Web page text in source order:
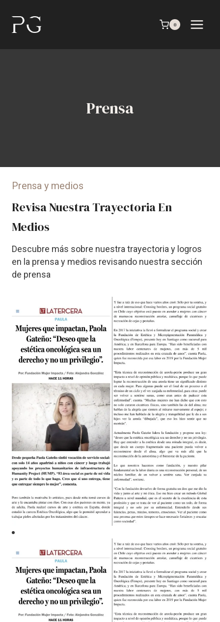
contenido
0
Prensa
Prensa y medios
Revisa Nuestra Trayectoria En
Medios
Descubre más sobre nuestra trayectoria y logros
en la prensa y medios revisando nuestra sección
de prensa